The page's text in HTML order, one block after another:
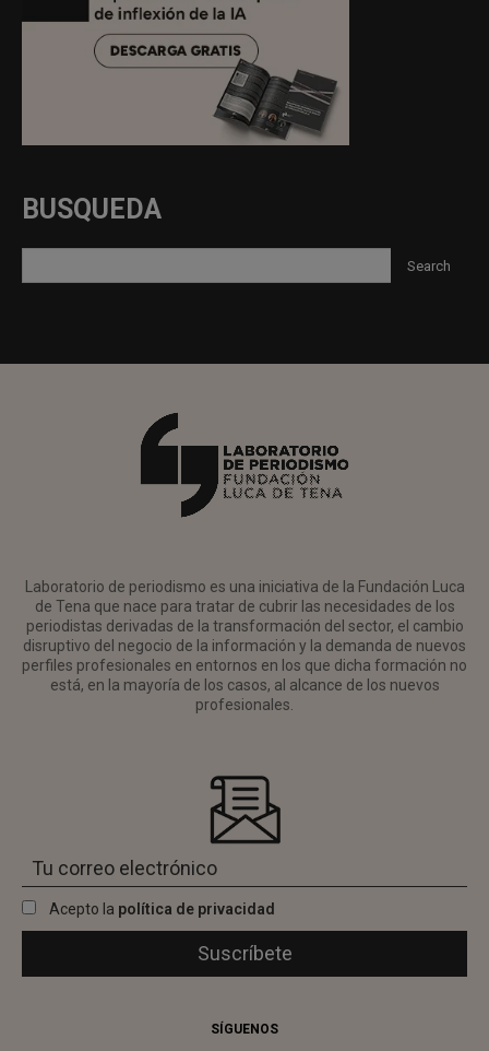
BUSQUEDA
Laboratorio de periodismo es una iniciativa de la Fundación Luca
de Tena que nace para tratar de cubrir las necesidades de los
periodistas derivadas de la transformación del sector, el cambio
disruptivo del negocio de la información y la demanda de nuevos
perfiles profesionales en entornos en los que dicha formación no
está, en la mayoría de los casos, al alcance de los nuevos
profesionales.
Acepto la política de privacidad
SÍGUENOS